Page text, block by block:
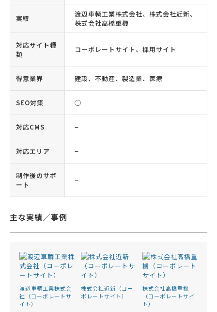
実績
渡辺車輌工業株式会社、株式会社近新、
株式会社高橋重機
対応サイト種
類
コーポレートサイト、採用サイト
得意業界 建設、不動産、製造業、医療
SEO対策 ◯
対応CMS −
対応エリア −
制作後のサポ
ート
−
主な実績／事例
渡辺車輌工業株式会
社（コーポレートサ
イト）
株式会社近新（コー
ポレートサイト）
株式会社高橋重機
（コーポレートサイ
ト）